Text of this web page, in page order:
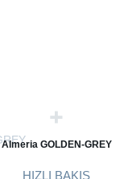
Almeria GOLDEN-GREY
HIZLI BAKIŞ